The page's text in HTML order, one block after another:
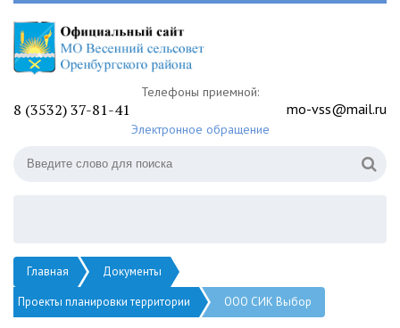
Телефоны приемной:
8 (3532) 37-81-41 mo-vss@mail.ru
Электронное обращение
Главная
Документы
Проекты планировки территории
ООО СИК Выбор